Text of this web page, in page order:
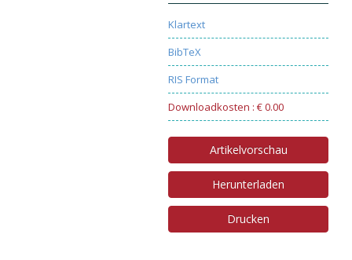
Klartext
BibTeX
RIS Format
Downloadkosten : € 0.00
Artikelvorschau
Herunterladen
Drucken